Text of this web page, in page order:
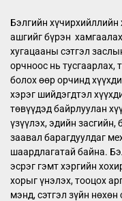
​Бэлгийн хүчирхийллийн
ашгийг бүрэн
хугацааны сэтгэл
орчноос нь тусгаарлах,
болох өөр орчинд
хэрэг шийдэгдтэл
төвүүдэд байрлуулан
үзүүлэх, эдийн
заавал барагдуулдаг
шаардлагатай байна.
эсрэг гэмт хэргийн
хорыг үнэлэх, тооцох
мэнд, сэтгэл зүйн